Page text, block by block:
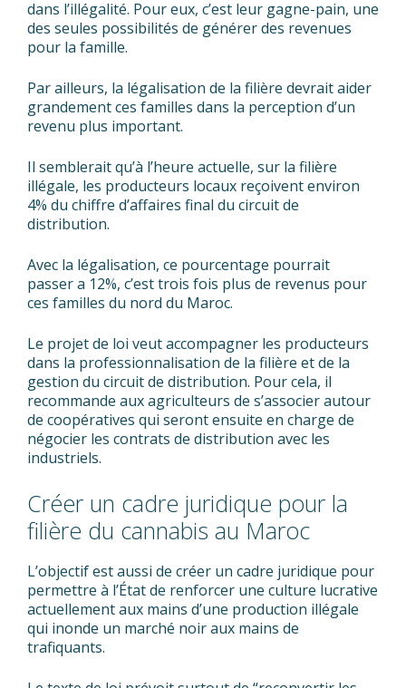
dans l’illégalité. Pour eux, c’est leur gagne-pain, une
des seules possibilités de générer des revenues
pour la famille.
Par ailleurs, la légalisation de la filière devrait aider
grandement ces familles dans la perception d’un
revenu plus important.
Il semblerait qu’à l’heure actuelle, sur la filière
illégale, les producteurs locaux reçoivent environ
4% du chiffre d’affaires final du circuit de
distribution.
Avec la légalisation, ce pourcentage pourrait
passer a 12%, c’est trois fois plus de revenus pour
ces familles du nord du Maroc.
Le projet de loi veut accompagner les producteurs
dans la professionnalisation de la filière et de la
gestion du circuit de distribution. Pour cela, il
recommande aux agriculteurs de s’associer autour
de coopératives qui seront ensuite en charge de
négocier les contrats de distribution avec les
industriels.
Créer un cadre juridique pour la
filière du cannabis au Maroc
L’objectif est aussi de créer un cadre juridique pour
permettre à l’État de renforcer une culture lucrative
actuellement aux mains d’une production illégale
qui inonde un marché noir aux mains de
trafiquants.